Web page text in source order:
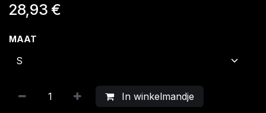
28,93 €
MAAT
In winkelmandje